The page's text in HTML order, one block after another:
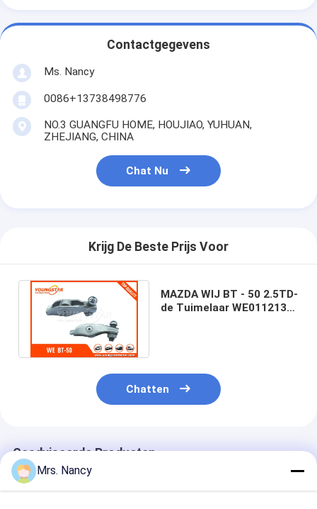
Contactgegevens
Ms. Nancy
0086+13738498776
NO.3 GUANGFU HOME, HOUJIAO, YUHUAN,
ZHEJIANG, CHINA
Chat Nu
Krijg De Beste Prijs Voor
MAZDA WIJ BT - 50 2.5TD-
de Tuimelaar WE0112130
Chatten
Geadviseerde Producten
Mrs. Nancy